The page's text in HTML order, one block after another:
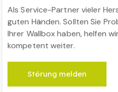
Als Service-Partner vieler
guten Händen. Sollten Sie
Ihrer Wallbox haben, helfen
kompetent weiter.
Störung melden